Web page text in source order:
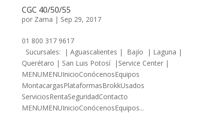
CGC 40/50/55
por Zama | Sep 29, 2017
01 800 317 9617
Sucursales: | Aguascalientes | Bajío | Laguna |
Querétaro | San Luis Potosí |Service Center |
MENUMENUInicioConócenosEquipos
MontacargasPlataformasBrokkUsados
ServiciosRentaSeguridadContacto
MENUMENUInicioConócenosEquipos...